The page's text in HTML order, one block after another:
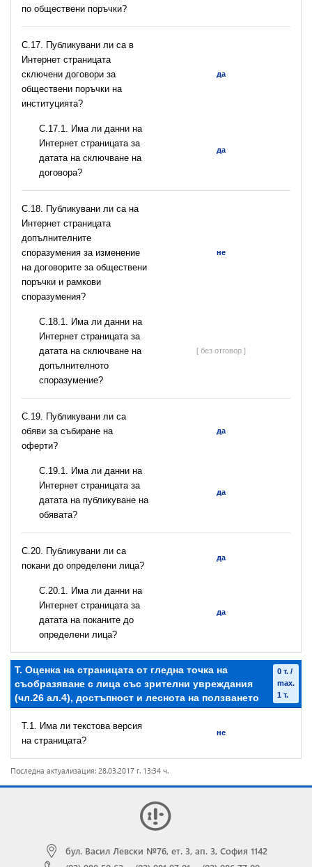
по обществени поръчки?
С.17. Публикувани ли са в
Интернет страницата
сключени договори за
обществени поръчки на
институцията?
да
С.17.1. Има ли данни на
Интернет страницата за
датата на сключване на
договора?
да
С.18. Публикувани ли са на
Интернет страницата
допълнителните
споразумения за изменение
на договорите за обществени
поръчки и рамкови
споразумения?
не
С.18.1. Има ли данни на
Интернет страницата за
датата на сключване на
допълнителното
споразумение?
[ без отговор ]
С.19. Публикувани ли са
обяви за събиране на
оферти?
да
С.19.1. Има ли данни на
Интернет страницата за
датата на публикуване на
обявата?
да
С.20. Публикувани ли са
покани до определени лица?
да
С.20.1. Има ли данни на
Интернет страницата за
датата на поканите до
определени лица?
да
T. Оценка на страницата от гледна точка на
съобразяване с лица със зрителни увреждания
(чл.26 ал.4), достъпност и леснота на ползването
0 т. /
max.
1 т.
T.1. Има ли текстова версия
на страницата?
не
Последна актуализация: 28.03.2017 г. 13:34 ч.
бул. Васил Левски №76, ет. 3, ап. 3, София 1142